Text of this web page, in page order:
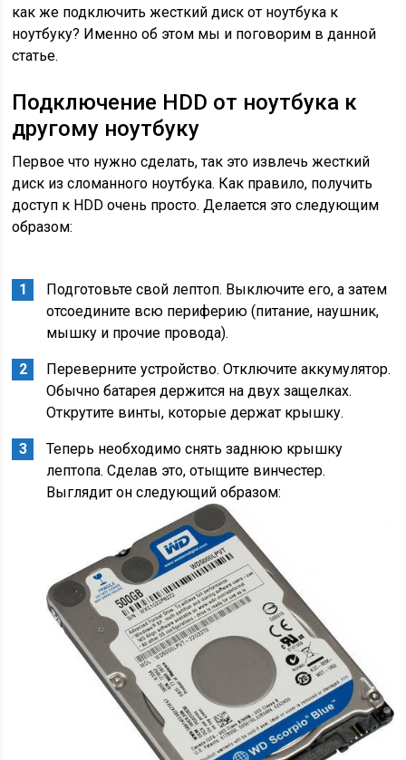
как же подключить жесткий диск от ноутбука к
ноутбуку? Именно об этом мы и поговорим в данной
статье.
Подключение HDD от ноутбука к
другому ноутбуку
Первое что нужно сделать, так это извлечь жесткий
диск из сломанного ноутбука. Как правило, получить
доступ к HDD очень просто. Делается это следующим
образом:
Подготовьте свой лептоп. Выключите его, а затем
отсоедините всю периферию (питание, наушник,
мышку и прочие провода).
Переверните устройство. Отключите аккумулятор.
Обычно батарея держится на двух защелках.
Открутите винты, которые держат крышку.
Теперь необходимо снять заднюю крышку
лептопа. Сделав это, отыщите винчестер.
Выглядит он следующий образом: